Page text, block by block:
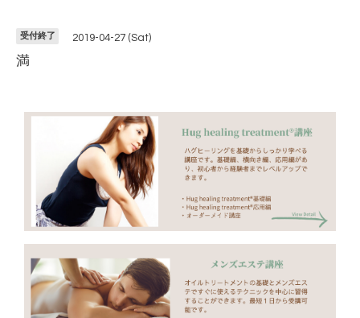
受付終了 2019-04-27 (Sat)
満